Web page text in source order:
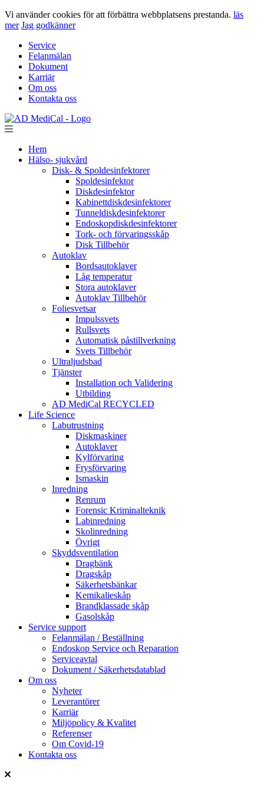
Vi använder cookies för att förbättra webbplatsens prestanda. läs
mer Jag godkänner
Service
Felanmälan
Dokument
Karriär
Om oss
Kontakta oss
Hem
Hälso- sjukvård
Disk- & Spoldesinfektorer
Spoldesinfektor
Diskdesinfektor
Kabinettdiskdesinfektorer
Tunneldiskdesinfektorer
Endoskopdiskdesinfektorer
Tork- och förvaringsskåp
Disk Tillbehör
Autoklav
Bordsautoklaver
Låg temperatur
Stora autoklaver
Autoklav Tillbehör
Foliesvetsar
Impulssvets
Rullsvets
Automatisk påstillverkning
Svets Tillbehör
Ultraljudsbad
Tjänster
Installation och Validering
Utbilding
AD MediCal RECYCLED
Life Science
Labutrustning
Diskmaskiner
Autoklaver
Kylförvaring
Frysförvaring
Ismaskin
Inredning
Renrum
Forensic Kriminalteknik
Labinredning
Skolinredning
Övrigt
Skyddsventilation
Dragbänk
Dragskåp
Säkerhetsbänkar
Kemikalieskåp
Brandklassade skåp
Gasolskåp
Service support
Felanmälan / Beställning
Endoskop Service och Reparation
Serviceavtal
Dokument / Säkerhetsdatablad
Om oss
Nyheter
Leverantörer
Karriär
Miljöpolicy & Kvalitet
Referenser
Om Covid-19
Kontakta oss